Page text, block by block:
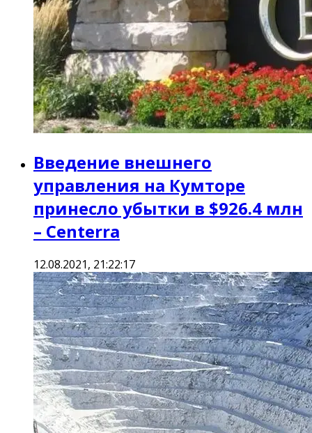
Введение внешнего
управления на Кумторе
принесло убытки в $926.4 млн
– Centerra
12.08.2021, 21:22:17